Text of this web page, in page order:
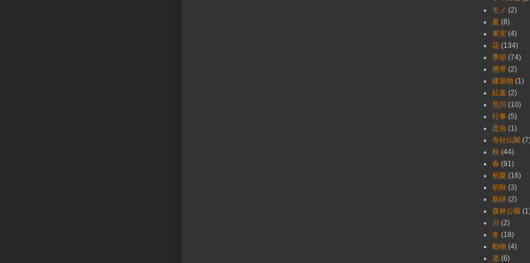
モノ (2)
夏 (8)
果実 (4)
花 (134)
季節 (74)
携帯 (2)
建築物 (1)
紅葉 (2)
荒川 (10)
行事 (5)
昆虫 (1)
寺社仏閣
秋 (44)
春 (91)
初夏 (16)
初秋 (3)
新緑 (2)
森林公園
川 (2)
冬 (18)
動物 (4)
道 (6)